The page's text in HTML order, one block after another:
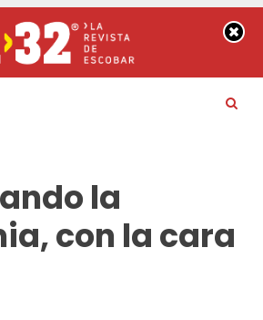
la
con la cara